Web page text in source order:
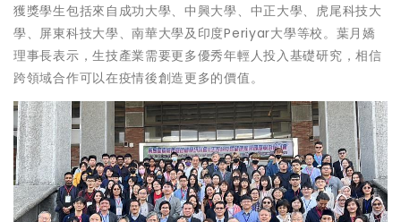
獲獎學生包括來自成功大學、中興大學、中正大學、虎尾科技大
學、屏東科技大學、南華大學及印度Periyar大學等校。葉月嬌
理事長表示，生技產業需要更多優秀年輕人投入基礎研究，相信
跨領域合作可以在疫情後創造更多的價值。